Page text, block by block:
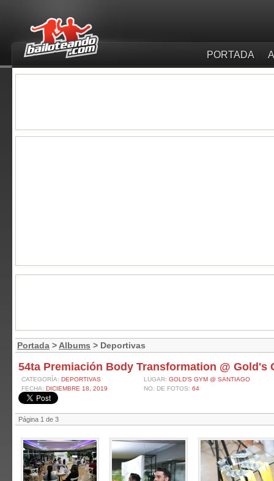
PORTADA
Portada > Albums > Deportivas
54ta Premiación Body Transformation @ Gold's
CATEGORÍA: DEPORTIVAS
FECHA: DICIEMBRE 18, 2019
LUGAR: GOLD'S GYM @ SANTIAGO
NO. DE FOTOS: 64
Página 1 de 3